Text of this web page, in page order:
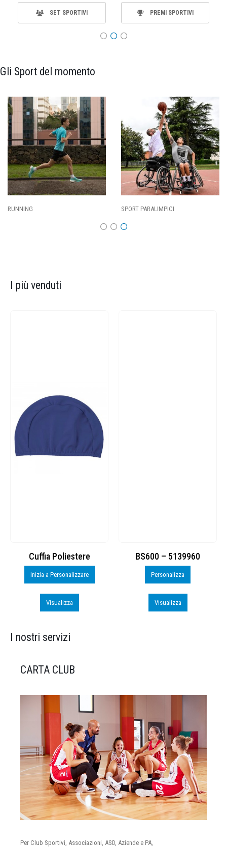
SET SPORTIVI PREMI SPORTIVI
Gli Sport del momento
SPORT PARALIMPICI
I più venduti
Cuffia Poliestere
Inizia a Personalizzare
Visualizza
BS600 – 5139960
Personalizza
Visualizza
I nostri servizi
CARTA CLUB
Per Club Sportivi, Associazioni, ASD, Aziende e PA,